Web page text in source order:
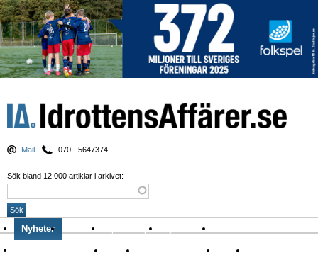
Mail 070 - 5647374
Sök bland 12.000 artiklar i arkivet:
Nyheter Krönikor Sport & spel Nyhetsbrev
Om Idrottens Affärer
Affärer I spåren av Corona Arena